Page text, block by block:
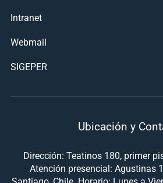
Intranet
Webmail
SIGEPER
Ubicación y
Dirección: Teatinos 180, primer
Atención presencial: Agustinas